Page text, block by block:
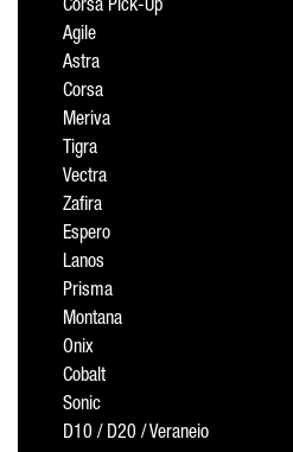
Corsa Pick-Up
Agile
Astra
Corsa
Meriva
Tigra
Vectra
Zafira
Espero
Lanos
Prisma
Montana
Onix
Cobalt
Sonic
D10 / D20 / Veraneio